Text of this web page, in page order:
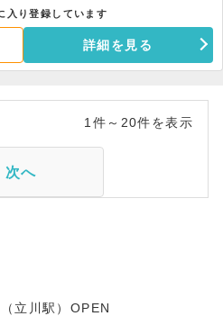
ジムなど幅広い業態が相談可能です。
さい。
入り登録しています
詳細を見る
1件～20件を表示
次へ
立川駅）OPEN